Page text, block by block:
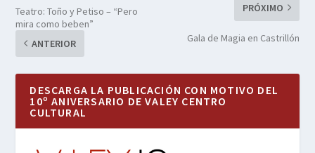
Teatro: Toño y Petiso – “Pero
mira como beben”
ANTERIOR
PRÓXIMO
Gala de Magia en Castrillón
DESCARGA LA PUBLICACIÓN CON MOTIVO DEL
10º ANIVERSARIO DE VALEY CENTRO
CULTURAL